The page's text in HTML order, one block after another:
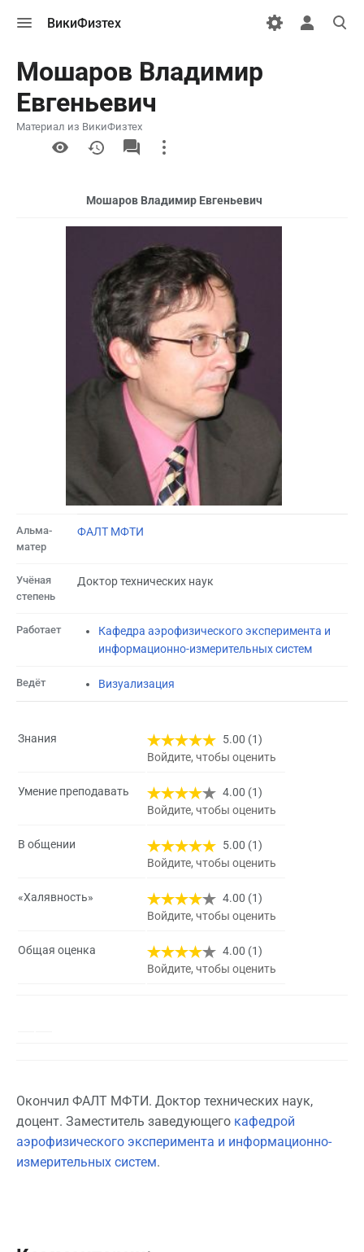
меню
ВикиФизтех
Открыть
поиск
Мошаров Владимир
Евгеньевич
Материал из ВикиФизтех
More
actions
Мошаров Владимир Евгеньевич
Альма-
матер
ФАЛТ МФТИ
Учёная
степень
Доктор технических наук
Работает
Кафедра аэрофизического эксперимента и
информационно-измерительных систем
Ведёт Визуализация
Знания
5.00 (1)
Войдите, чтобы оценить
Умение преподавать
4.00 (1)
Войдите, чтобы оценить
В общении
5.00 (1)
Войдите, чтобы оценить
«Халявность»
4.00 (1)
Войдите, чтобы оценить
Общая оценка
4.00 (1)
Войдите, чтобы оценить
Окончил ФАЛТ МФТИ. Доктор технических наук,
доцент. Заместитель заведующего кафедрой
аэрофизического эксперимента и информационно-
измерительных систем.